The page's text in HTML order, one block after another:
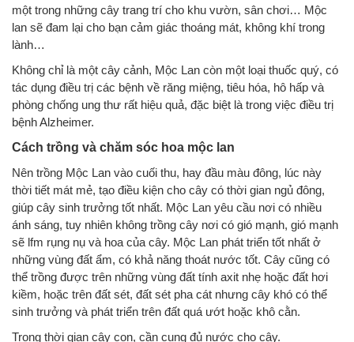
một trong những cây trang trí cho khu vườn, sân chơi… Mộc
lan sẽ đam lại cho bạn cảm giác thoáng mát, không khí trong
lành…
Không chỉ là một cây cảnh, Mộc Lan còn một loại thuốc quý, có
tác dụng điều trị các bệnh về răng miệng, tiêu hóa, hô hấp và
phòng chống ung thư rất hiệu quả, đặc biệt là trong việc điều trị
bệnh Alzheimer.
Cách trồng và chăm sóc hoa mộc lan
Nên trồng Mộc Lan vào cuối thu, hay đầu màu đông, lúc này
thời tiết mát mẻ, tạo điều kiện cho cây có thời gian ngủ đông,
giúp cây sinh trưởng tốt nhất. Mộc Lan yêu cầu nơi có nhiều
ánh sáng, tuy nhiên không trồng cây nơi có gió mạnh, gió mạnh
sẽ lfm rụng nụ và hoa của cây. Mộc Lan phát triển tốt nhất ở
những vùng đất ẩm, có khả năng thoát nước tốt. Cây cũng có
thể trồng được trên những vùng đất tính axit nhẹ hoặc đất hơi
kiềm, hoặc trên đất sét, đất sét pha cát nhưng cây khó có thể
sinh trưởng và phát triển trên đất quá ướt hoặc khô cằn.
Trong thời gian cây con, cần cung đủ nước cho cây.